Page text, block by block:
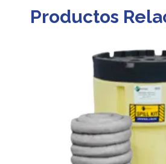
Productos